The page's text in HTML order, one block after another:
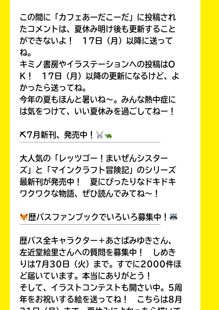
この間に「カフェあーだこーだ」に投稿され
たコメントは、夏休み明け後も更新すること
ができないよ！ 17日（月）以降に送って
ね。
キミノ書房やイラステーションへの投稿はO
K！ 17日（月）以降の更新になるけど、よ
かったら送ってね。
今年の夏もほんと暑いね～。みんな熱中症に
は気をつけて、いい夏休みを過ごしてねー！
⛏7月新刊、発売中！
大人気の「レッツゴー！まいぜんシスター
ズ」と「マインクラフト冒険記」のシリーズ
最新刊が発売中！ 夏にぴったりなドキドキ
ワクワクな物語、ぜひ読んでみてね～！
歴バスファンブックでいろいろ募集中！
歴バス全キャラクター＋あさばみゆきさん、
左近堂絵里さんへの質問を募集中！ しめき
りは7月30日（火）まで。すでに2000件ほ
ど届いています。本当にありがとう！
そして、イラストコンテストも開さい中。5周
年をお祝いする絵を送ってね！ こちらは8月